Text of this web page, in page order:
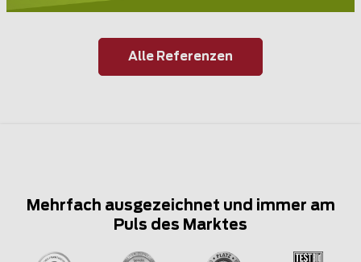
Alle Referenzen
Mehrfach ausgezeichnet und immer am
Puls des Marktes